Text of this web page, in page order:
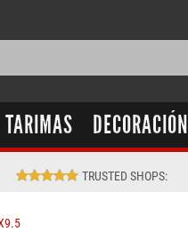
TARIMAS DECORACIÓN
TRUSTED SHOPS: